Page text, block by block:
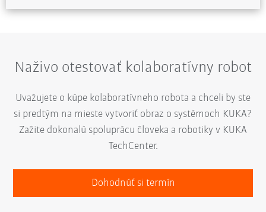
Naživo otestovať kolaboratívny robot
Uvažujete o kúpe kolaboratívneho robota a chceli by ste
si predtým na mieste vytvoriť obraz o systémoch KUKA?
Zažite dokonalú spoluprácu človeka a robotiky v KUKA
TechCenter.
Dohodnúť si termín